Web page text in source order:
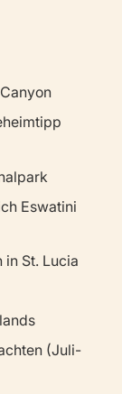
Eswatini
St. Lucia
(Juli-